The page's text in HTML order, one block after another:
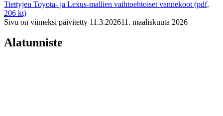
Tiettyjen Toyota- ja Lexus-mallien vaihtoehtoiset vannekoot (pdf,
206 kt)
Sivu on viimeksi päivitetty 11.3.202611. maaliskuuta 2026
Alatunniste